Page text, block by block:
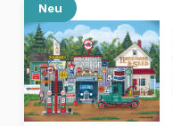
Neu